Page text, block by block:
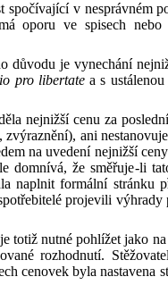
spočívající v nesprávném
oporu ve spisech
důvodu je vynechání
pro libertate a s
nejnižší cenu za
ani
na uvedení nejnižší
domnívá, že směřuje‑li
naplnit formální stránku
projevili výhrady
totiž nutné pohlížet jako na
rozhodnutí.
cenovek byla nastavena